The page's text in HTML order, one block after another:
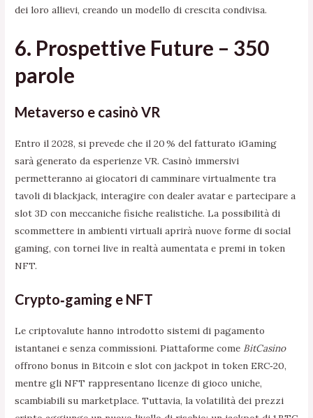
dei loro allievi, creando un modello di crescita condivisa.
6. Prospettive Future – 350
parole
Metaverso e casinò VR
Entro il 2028, si prevede che il 20 % del fatturato iGaming
sarà generato da esperienze VR. Casinò immersivi
permetteranno ai giocatori di camminare virtualmente tra
tavoli di blackjack, interagire con dealer avatar e partecipare a
slot 3D con meccaniche fisiche realistiche. La possibilità di
scommettere in ambienti virtuali aprirà nuove forme di social
gaming, con tornei live in realtà aumentata e premi in token
NFT.
Crypto‑gaming e NFT
Le criptovalute hanno introdotto sistemi di pagamento
istantanei e senza commissioni. Piattaforme come BitCasino
offrono bonus in Bitcoin e slot con jackpot in token ERC‑20,
mentre gli NFT rappresentano licenze di gioco uniche,
scambiabili su marketplace. Tuttavia, la volatilità dei prezzi